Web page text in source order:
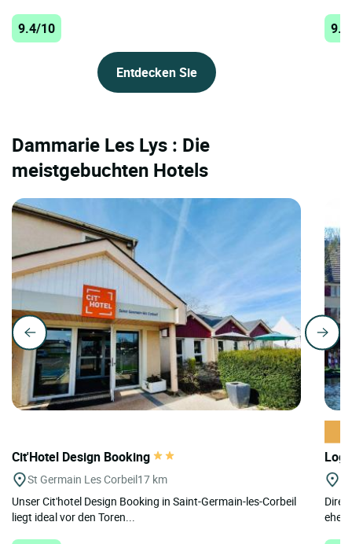
9.4/10
Entdecken Sie
Dammarie Les Lys : Die
meistgebuchten Hotels
Cit'Hotel Design Booking
St Germain Les Corbeil17 km
Unser Cit'hotel Design Booking in Saint-Germain-les-Corbeil
liegt ideal vor den Toren...
eher